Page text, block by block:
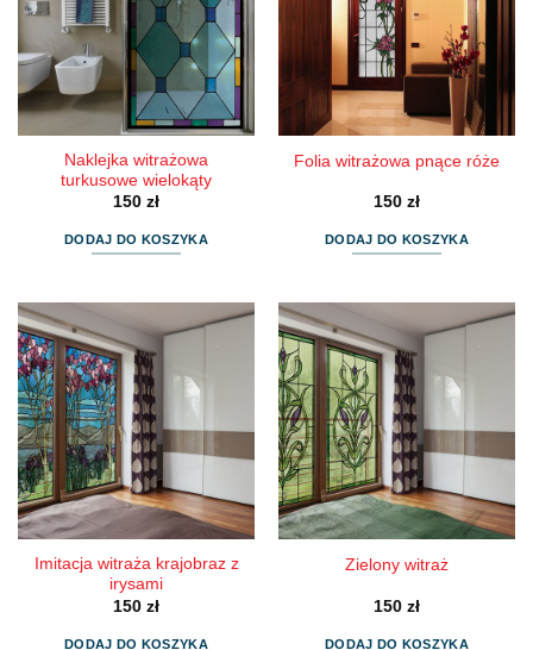
Naklejka witrażowa
turkusowe wielokąty
150 zł
DODAJ DO KOSZYKA
Folia witrażowa pnące róże
150 zł
DODAJ DO KOSZYKA
Imitacja witraża krajobraz z
irysami
150 zł
DODAJ DO KOSZYKA
Zielony witraż
150 zł
DODAJ DO KOSZYKA